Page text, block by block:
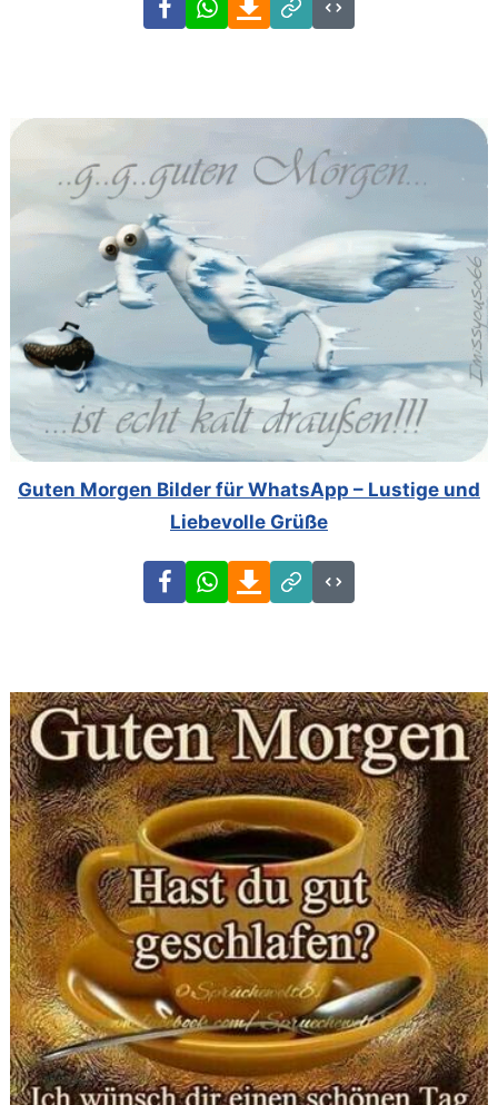
Link
Code
Guten Morgen Bilder für WhatsApp – Lustige und
Liebevolle Grüße
FacebookWhatsAppDownload
Link
Code